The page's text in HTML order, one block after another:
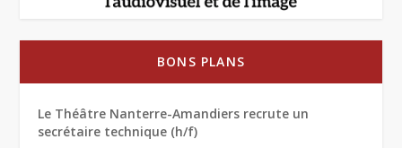
BONS PLANS
Le Théâtre Nanterre-Amandiers recrute un
secrétaire technique (h/f)